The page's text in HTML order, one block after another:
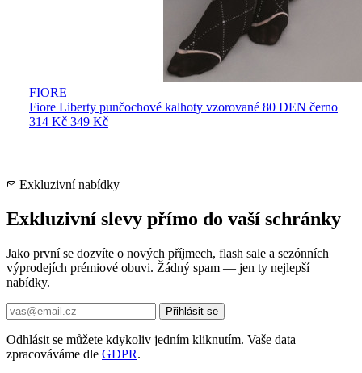
FIORE
Fiore Liberty punčochové kalhoty vzorované 80 DEN černo
314 Kč 349 Kč
Exkluzivní nabídky
Exkluzivní slevy přímo do vaší schránky
Jako první se dozvíte o nových příjmech, flash sale a sezónních
výprodejích prémiové obuvi. Žádný spam — jen ty nejlepší
nabídky.
Přihlásit se
Odhlásit se můžete kdykoliv jedním kliknutím. Vaše data
zpracováváme dle GDPR.